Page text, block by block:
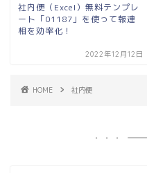
社内便（Excel）無料テンプレ
ート「01187」を使って報連
相を効率化！
2022年12月12日
HOME 社内便